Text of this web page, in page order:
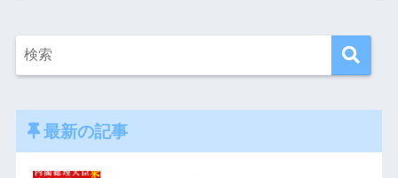
最新の記事